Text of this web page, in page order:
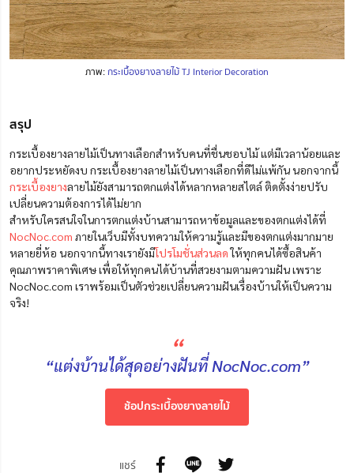
ภาพ:กระเบื้องยางลายไม้ TJ Interior Decoration
สรุป
กระเบื้องยางลายไม้เป็นทางเลือกสำหรับคนที่ชื่นชอบไม้ แต่มีเวลาน้อยและ
อยากประหยัดงบ กระเบื้องยางลายไม้เป็นทางเลือกที่ดีไม่แพ้กัน นอกจากนี้
กระเบื้องยางลายไม้ยังสามารถตกแต่งได้หลากหลายสไตล์ ติดตั้งง่ายปรับ
เปลี่ยนความต้องการได้ไม่ยาก
สำหรับใครสนใจในการตกแต่งบ้านสามารถหาข้อมูลและของตกแต่งได้ที่
NocNoc.com ภายในเว็บมีทั้งบทความให้ความรู้และมีของตกแต่งมากมาย
หลายยี่ห้อ นอกจากนี้ทางเรายังมีโปรโมชั่นส่วนลดให้ทุกคนได้ซื้อสินค้า
คุณภาพราคาพิเศษ เพื่อให้ทุกคนได้บ้านที่สวยงามตามความฝัน เพราะ
NocNoc.com เราพร้อมเป็นตัวช่วยเปลี่ยนความฝันเรื่องบ้านให้เป็นความ
จริง!
“
“แต่งบ้านได้สุดอย่างฝันที่ NocNoc.com”
ช้อปกระเบื้องยางลายไม้
แชร์